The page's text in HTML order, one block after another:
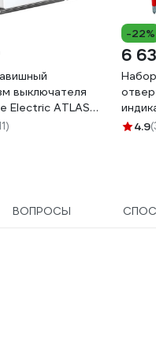
выключателя
Electric ATLAS
10АХ белый
-22%
6
4.9
ВОПРОСЫ